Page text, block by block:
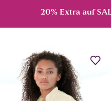
20% Extra auf